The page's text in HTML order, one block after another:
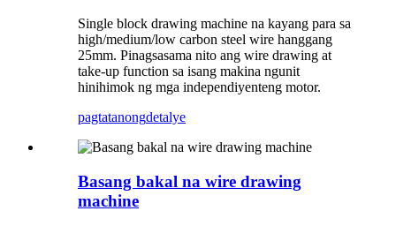
Single block drawing machine na kayang para sa
high/medium/low carbon steel wire hanggang
25mm. Pinagsasama nito ang wire drawing at
take-up function sa isang makina ngunit
hinihimok ng mga independiyenteng motor.
pagtatanongdetalye
Basang bakal na wire drawing
machine